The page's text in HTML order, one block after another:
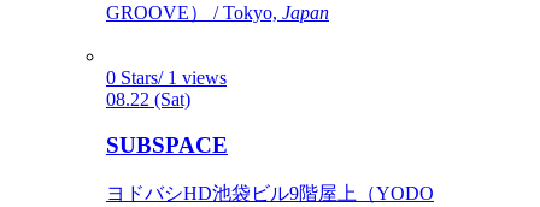
GROOVE） / Tokyo, Japan
0 Stars/ 1 views
08.22 (Sat)
SUBSPACE
ヨドバシHD池袋ビル9階屋上（YODO